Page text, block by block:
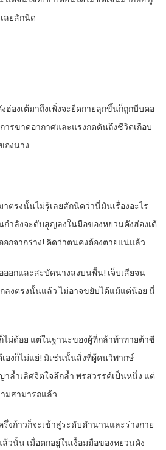
ลยสักนิด
องเต้มาถึงเพิ่งจะยืดกายลุกขึ้นก็ถูกบีบคอ
ารขาดอากาศและแรงกดดันถึงชีวิตเกือบ
องนาง
ตรงนั้นไม่รู้เลยสักนิดว่านี่มันเรื่องอะไร
ำลังจะดับสูญลงในมือของหยวนคังฮ่องเต้
จากร่าง! คิดว่าตนคงต้องตายแน่แล้ว
อกและสะบัดนางลงบนพื้น! เจ็บเสียจน
ลงตรงนั้นแล้ว ไม่อาจขยับได้แม้แต่น้อย นี่
ไม่ด้อย แต่ในฐานะของผู้ที่กล้าท้าทายต้าซื
องก็ไม่แย่! มิเช่นนั้นสิ่งที่ผู้คนวิพากษ์
ล้ำเลิศจิตใจลึกล้ำ พรสวรรค์เป็นหนึ่ง แต่
มสามารถแล้ว
งก้าวก็จะเข้าสู่ระดับตำนานและร่างกาย
นั้น เมื่อตกอยู่ในเงื้อมมือของหยวนคัง